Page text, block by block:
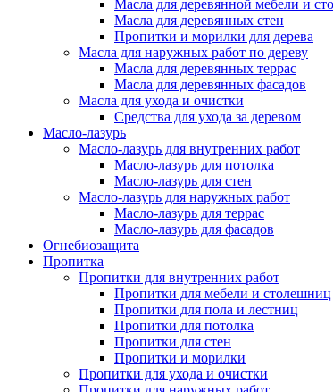
Масла для деревянной мебели и
Масла для деревянных стен
Пропитки и морилки для дерева
Масла для наружных работ по дереву
Масла для деревянных террас
Масла для деревянных фасадов
Масла для ухода и очистки
Средства для ухода за деревом
Масло-лазурь
Масло-лазурь для внутренних работ
Масло-лазурь для потолка
Масло-лазурь для стен
Масло-лазурь для наружных работ
Масло-лазурь для террас
Масло-лазурь для фасадов
Огнебиозащита
Пропитка
Пропитки для внутренних работ
Пропитки для мебели и столешниц
Пропитки для пола и лестниц
Пропитки для потолка
Пропитки для стен
Пропитки и морилки
Пропитки для ухода и очистки